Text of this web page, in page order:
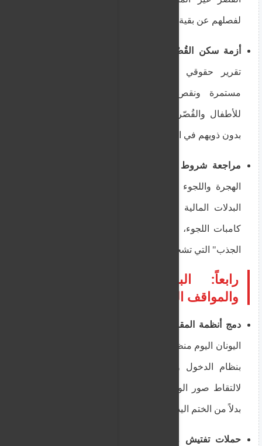
لفصلهم عن بقية المهاجرين.
أزمة سكن القُصّر غير المصحوبين بذويهم:
تقرير حقوقي يوناني اليوم عن وجود تحديات
مستمرة ونقص في ملاجئ الإيواء المخصصة
للأطفال والقُصّر الذين ينزلون من قوارب الهجرة
بدون ذويهم في الجزر واليونان البرية.
مراجعة شروط المساعدات المالية:
الهجرة واللجوء مراجعة شاملة اليوم لآليات توزيع
البدلات المالية والمساعدات العينية للمقيمين في
كامبات اللجوء، بهدف الحد مما وصفته بـ "عوامل
الجذب" التي تشجع على تدفق الهجرة غير الشرعية.
رابعاً: البنية التحتية، الرقابة،
والمواقف السياسية
دمج أنظمة المقاييس الحيوية (Biometrics):
اليونان اليوم منظومتها الأمنية الحدودية بشكل كامل
لالتقاط صور الوجه وبصمات الأصابع بشكل رقمي
بدلاً من الختم اليدوي التقليدي للمستندات.
حملات تفتيش واسعة في أثينا وليماسول: